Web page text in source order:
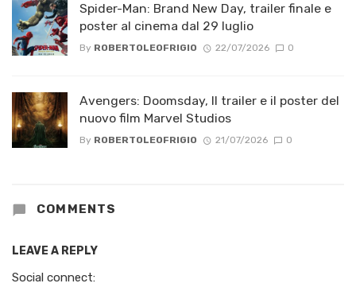
Spider-Man: Brand New Day, trailer finale e
poster al cinema dal 29 luglio
By ROBERTOLEOFRIGIO 22/07/2026 0
Avengers: Doomsday, Il trailer e il poster del
nuovo film Marvel Studios
By ROBERTOLEOFRIGIO 21/07/2026 0
COMMENTS
LEAVE A REPLY
Social connect: